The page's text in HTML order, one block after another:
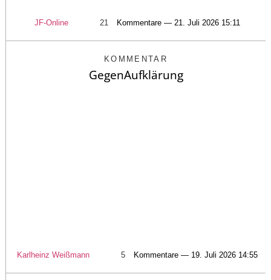
JF-Online 21 Kommentare — 21. Juli 2026 15:11
KOMMENTAR
GegenAufklärung
Karlheinz Weißmann 5 Kommentare — 19. Juli 2026 14:55